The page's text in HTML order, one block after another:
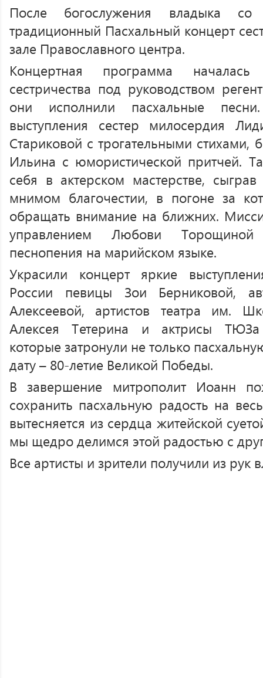
После богослужения владыка со
традиционный Пасхальный концерт
зале Православного центра.
Концертная программа
сестричества под руководством
они исполнили пасхальные
выступления сестер милосердия
Стариковой с трогательными стихами,
Ильина с юмористической притчей.
себя в актерском мастерстве,
мнимом благочестии, в погоне за
обращать внимание на ближних.
управлением Любови Торощиной
песнопения на марийском языке.
Украсили концерт яркие
России певицы Зои Берниковой,
Алексеевой, артистов театра им.
Алексея Тетерина и актрисы
которые затронули не только
дату – 80-летие Великой Победы.
В завершение митрополит Иоанн
сохранить пасхальную радость на
вытесняется из сердца житейской
мы щедро делимся этой радостью с
Все артисты и зрители получили из рук